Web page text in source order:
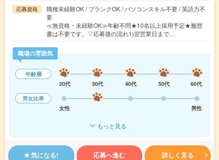
応募資格
職種未経験OK / ブランクOK / パソコンスキル不要 / 英語力不
要
≪無資格・未経験OK≫年齢不問★10名以上採用予定★履歴
書は不要です。▽応募後の流れ1)翌営業日まで…
職場の雰囲気
年齢層
20代
30代 40代 50代
60代
男女比率
女性
男性
もっと見る
気になる! 応募へ進む 詳しく見る